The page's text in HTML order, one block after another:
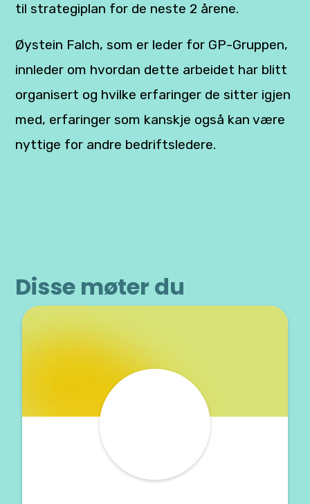
til strategiplan for de neste 2 årene.
Øystein Falch, som er leder for GP-Gruppen,
innleder om hvordan dette arbeidet har blitt
organisert og hvilke erfaringer de sitter igjen
med, erfaringer som kanskje også kan være
nyttige for andre bedriftsledere.
Disse møter du